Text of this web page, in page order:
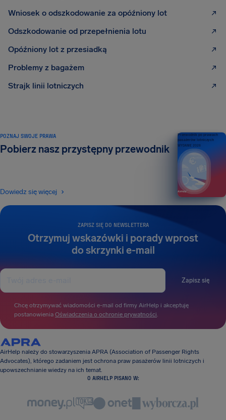
Wniosek o odszkodowanie za opóźniony lot
Odszkodowanie od przepełnienia lotu
Opóźniony lot z przesiadką
Problemy z bagażem
Strajk linii lotniczych
ZAPISZ SIĘ DO NEWSLETTERA
Otrzymuj wskazówki i porady wprost
do skrzynki e-mail
Zapisz się
Chcę otrzymywać wiadomości e-mail od firmy AirHelp i akceptuję
postanowienia Oświadczenia o ochronie prywatności.
POZNAJ SWOJE PRAWA
Pobierz nasz przystępny przewodnik
Dowiedz się więcej
Przewodnik po prawach
pasażerów lotniczych
WYDANIE 2026
AirHelp należy do stowarzyszenia APRA (Association of Passenger Rights
Advocates), którego zadaniem jest ochrona praw pasażerów linii lotniczych i
upowszechnianie wiedzy na ich temat.
O AIRHELP PISANO W: